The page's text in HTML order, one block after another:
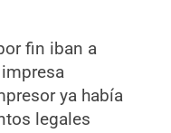
fin iban a
ya había
legales